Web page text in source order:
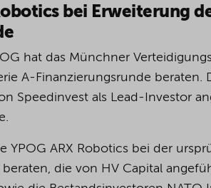
bei Erweiterung
hat das Münchner
A-Finanzierungsrunde
Speedinvest als Lead-Investor
YPOG ARX Robotics bei der
beraten, die von HV Capital